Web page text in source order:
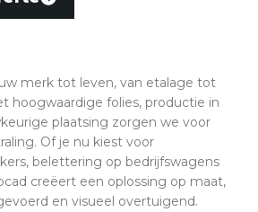
merk tot leven, van etalage tot
hoogwaardige folies, productie in
plaatsing zorgen we voor
Of je nu kiest voor
belettering op bedrijfswagens
creëert een oplossing op maat,
en visueel overtuigend.